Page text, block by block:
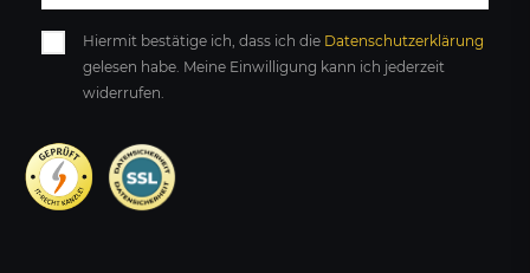
Hiermit bestätige ich, dass ich die Daten­schutz­erklärung
gelesen habe. Meine Einwilligung kann ich jederzeit
widerrufen.